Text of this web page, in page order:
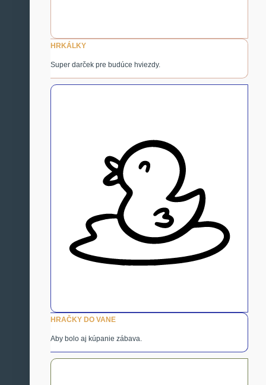
HRKÁLKY
Super darček pre budúce hviezdy.
HRAČKY DO VANE
Aby bolo aj kúpanie zábava.